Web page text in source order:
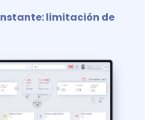
limitación de